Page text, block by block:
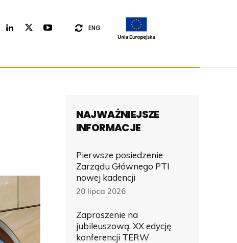
ENG
NAJWAŻNIEJSZE
INFORMACJE
Pierwsze posiedzenie
Zarządu Głównego PTI
nowej kadencji
20 lipca 2026
Zaproszenie na
jubileuszową, XX edycję
konferencji TERW